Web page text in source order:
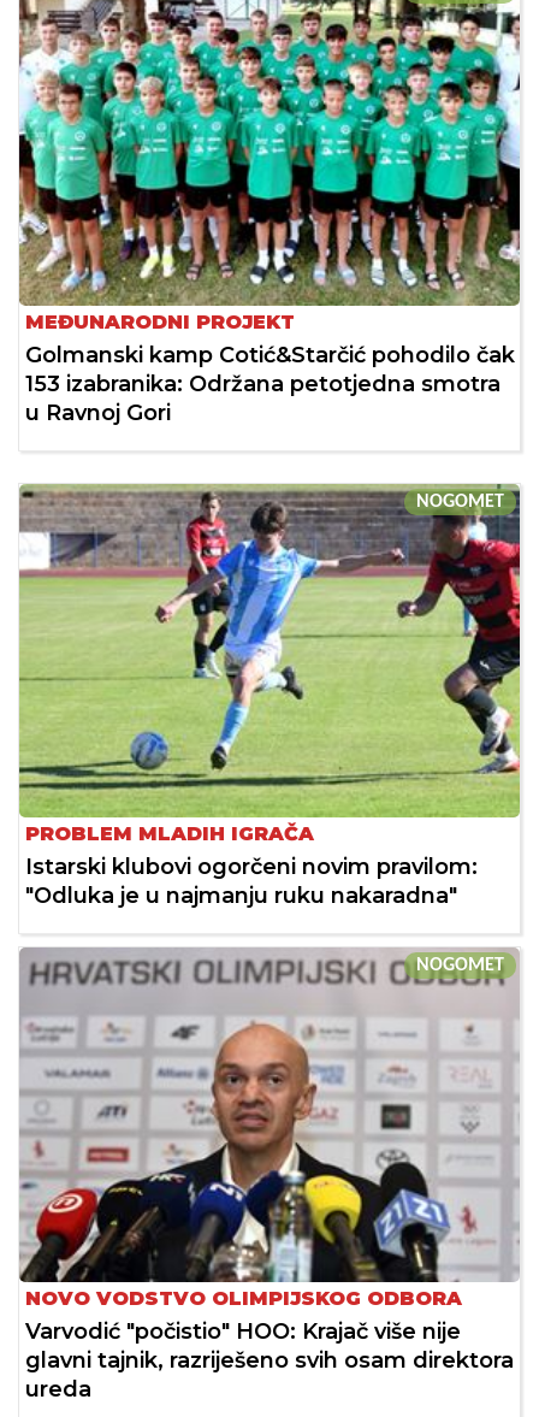
MEĐUNARODNI PROJEKT
Golmanski kamp Cotić&Starčić pohodilo čak
153 izabranika: Održana petotjedna smotra
u Ravnoj Gori
NOGOMET
PROBLEM MLADIH IGRAČA
Istarski klubovi ogorčeni novim pravilom:
"Odluka je u najmanju ruku nakaradna"
NOGOMET
NOVO VODSTVO OLIMPIJSKOG ODBORA
Varvodić "počistio" HOO: Krajač više nije
glavni tajnik, razriješeno svih osam direktora
ureda